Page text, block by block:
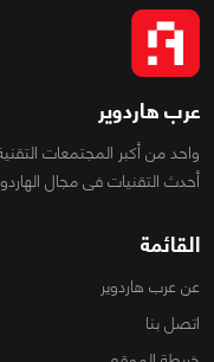
عرب هاردوير
واحد من أكبر المجتمعات
أحدث التقنيات فى مجال
القائمة
عن عرب هاردوير
اتصل بنا